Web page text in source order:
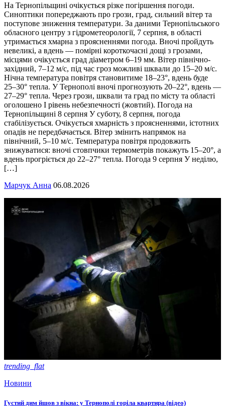
На Тернопільщині очікується різке погіршення погоди.
Синоптики попереджають про грози, град, сильний вітер та
поступове зниження температури. За даними Тернопільського
обласного центру з гідрометеорології, 7 серпня, в області
утримається хмарна з проясненнями погода. Вночі пройдуть
невеликі, а вдень — помірні короткочасні дощі з грозами,
місцями очікується град діаметром 6–19 мм. Вітер північно-
західний, 7–12 м/с, під час гроз можливі шквали до 15–20 м/с.
Нічна температура повітря становитиме 18–23°, вдень буде
25–30° тепла. У Тернополі вночі прогнозують 20–22°, вдень —
27–29° тепла. Через грози, шквали та град по місту та області
оголошено І рівень небезпечності (жовтий). Погода на
Тернопільщині 8 серпня У суботу, 8 серпня, погода
стабілізується. Очікується хмарність з проясненнями, істотних
опадів не передбачається. Вітер змінить напрямок на
північний, 5–10 м/с. Температура повітря продовжить
знижуватися: вночі стовпчики термометрів покажуть 15–20°, а
вдень прогріється до 22–27° тепла. Погода 9 серпня У неділю,
[…]
Марчук Анна 06.08.2026
trending_flat
Новини
Густий дим йшов з вікна: у Тернополі горіла квартира (відео)